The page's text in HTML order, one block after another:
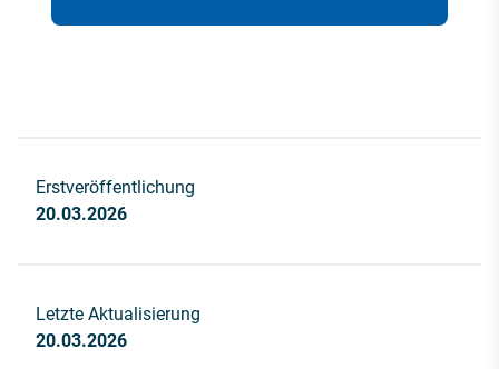
Erstveröffentlichung
20.03.2026
Letzte Aktualisierung
20.03.2026